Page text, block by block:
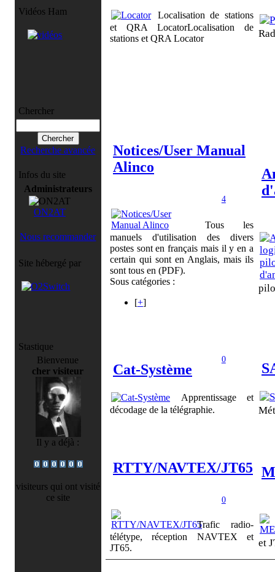
Vidéos Ham
Chercher
Recherche avancée
Infos du site
Administrateurs
ON2AT
Nous recommander
Site hébergé par
Stastique
Bienvenue
cher visiteur
Il y a déjà :
visiteurs qui ont visité
ce site
Localisation de stations
et QRA LocatorLocalisation de
stations et QRA Locator
Notices/User Manual
Alinco
4
Tous les
manuels d'utilisation des divers
postes sont en français mais il y en a
certain qui sont en Anglais, mais ils
sont tous en (PDF).
Sous catégories :
[+]
Cat-Système
0
Apprentissage et
décodage de la télégraphie.
RTTY/NAVTEX/JT65
0
Trafic radio-
télétype, réception NAVTEX et
JT65.
et